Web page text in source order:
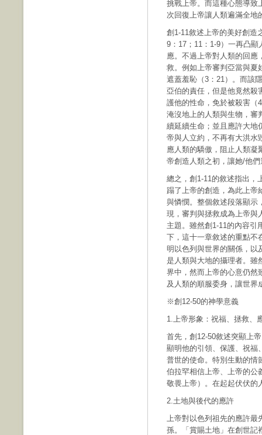
挑戰上帝。而這種心態導致
次回復上帝讓人類遍滿全地
創1-11敘述上帝的美好創造
9：17；11：1-9）一再凸
應。不過上帝對人類的回應
救。例如上帝審判亞當與夏
遮蓋羞恥（3：21）。而該
亞伯的責任，但是他竟然殺
護他的性命，免於被殺害（
淹沒地上的人類與生物，審
續延續生命；並且應許大地
帝與人立約，不再有大洪水
應人類的驕傲，阻止人類凝
帝創造人類之初，讓她/他
總之，創1-11的敘述指出，
蹋了上帝的創造，為此上帝
與憐憫。整個敘述段落顯示
現，審判與拯救成為上帝與
主題。雖然創1-11的內容引
下，這十一章敘述的重點不
明以色列與世界的關係，以
是人類與大地的攝理者。雖
界中，然而上帝的心意仍然
及人類的順服委身，讓世界
※創12-50的神學意義
1.上帝形象：祝福、拯救、
首先，創12-50敘述突顯上
顯明他的引領、保護、祝福
普世的使命。特別生動的情
伯拉罕相信上帝、上帝的公
敬畏上帝）。在起起伏伏
2.土地與後代的應許
上帝對以色列祖先的應許最
孫。「賞賜土地」在創世記